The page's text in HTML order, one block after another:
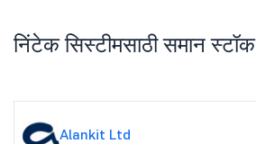
निंटेक सिस्टीमसाठी समान स्टॉक
Alankit Ltd